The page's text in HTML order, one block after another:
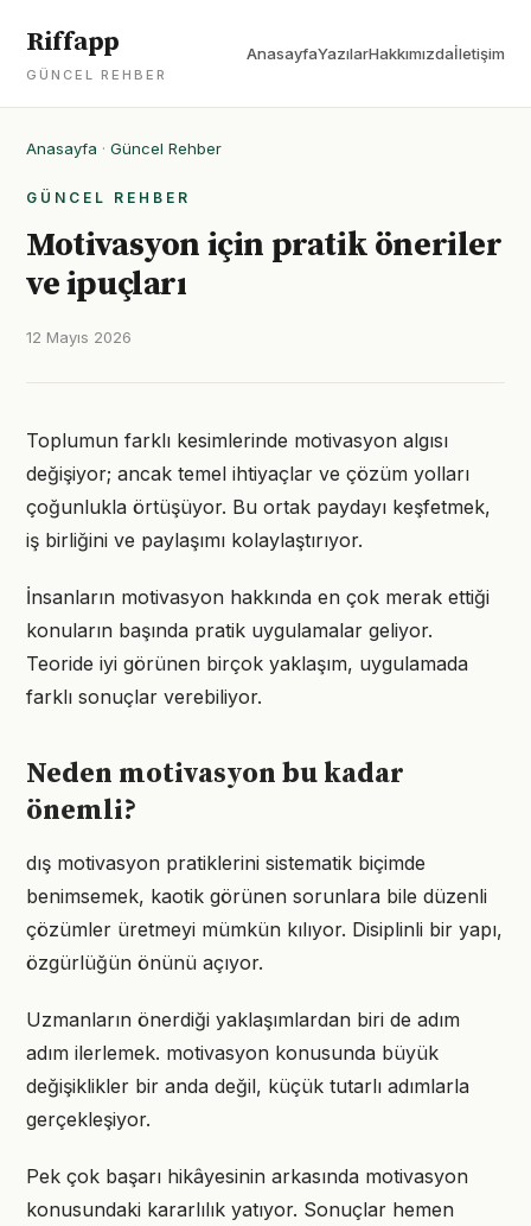
Riffapp
GÜNCEL REHBER
AnasayfaYazılarHakkımızdaİletişim
Anasayfa · Güncel Rehber
GÜNCEL REHBER
Motivasyon için pratik öneriler
ve ipuçları
12 Mayıs 2026
Toplumun farklı kesimlerinde motivasyon algısı
değişiyor; ancak temel ihtiyaçlar ve çözüm yolları
çoğunlukla örtüşüyor. Bu ortak paydayı keşfetmek,
iş birliğini ve paylaşımı kolaylaştırıyor.
İnsanların motivasyon hakkında en çok merak ettiği
konuların başında pratik uygulamalar geliyor.
Teoride iyi görünen birçok yaklaşım, uygulamada
farklı sonuçlar verebiliyor.
Neden motivasyon bu kadar
önemli?
dış motivasyon pratiklerini sistematik biçimde
benimsemek, kaotik görünen sorunlara bile düzenli
çözümler üretmeyi mümkün kılıyor. Disiplinli bir yapı,
özgürlüğün önünü açıyor.
Uzmanların önerdiği yaklaşımlardan biri de adım
adım ilerlemek. motivasyon konusunda büyük
değişiklikler bir anda değil, küçük tutarlı adımlarla
gerçekleşiyor.
Pek çok başarı hikâyesinin arkasında motivasyon
konusundaki kararlılık yatıyor. Sonuçlar hemen